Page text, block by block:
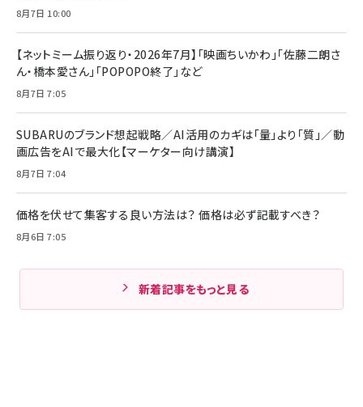
8月7日 10:00
【ネットミーム振り返り・2026年7月】「映画ちいかわ」「佐藤二朗さ
ん・橋本愛さん」「POPOPO終了」など
8月7日 7:05
SUBARUのブランド想起戦略／AI活用のカギは「量」より「質」／動
画広告をAIで最大化【マーケター向け講演】
8月7日 7:04
価格を伏せて集客する良い方法は？ 価格は必ず記載すべき？
8月6日 7:05
新着記事をもっと見る